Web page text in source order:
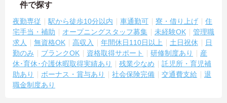
件で探す
夜勤専従 駅から徒歩10分以内 車通勤可 寮・借り上げ
住
宅手当・補助
オープニングスタッフ募集 未経験OK
管理職
求人
無資格OK 高収入 年間休日110日以上 土日祝休
日
勤のみ
ブランクOK 資格取得サポート 研修制度あり
産
休･育休･介護休暇取得実績あり
残業少なめ
託児所・育児補
助あり
ボーナス・賞与あり 社会保険完備 交通費支給
退
職金制度あり